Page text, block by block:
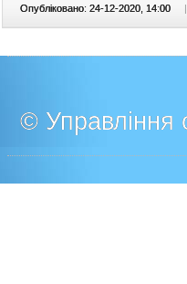
Опубліковано: 24-12-2020, 14:00 |
© Управління